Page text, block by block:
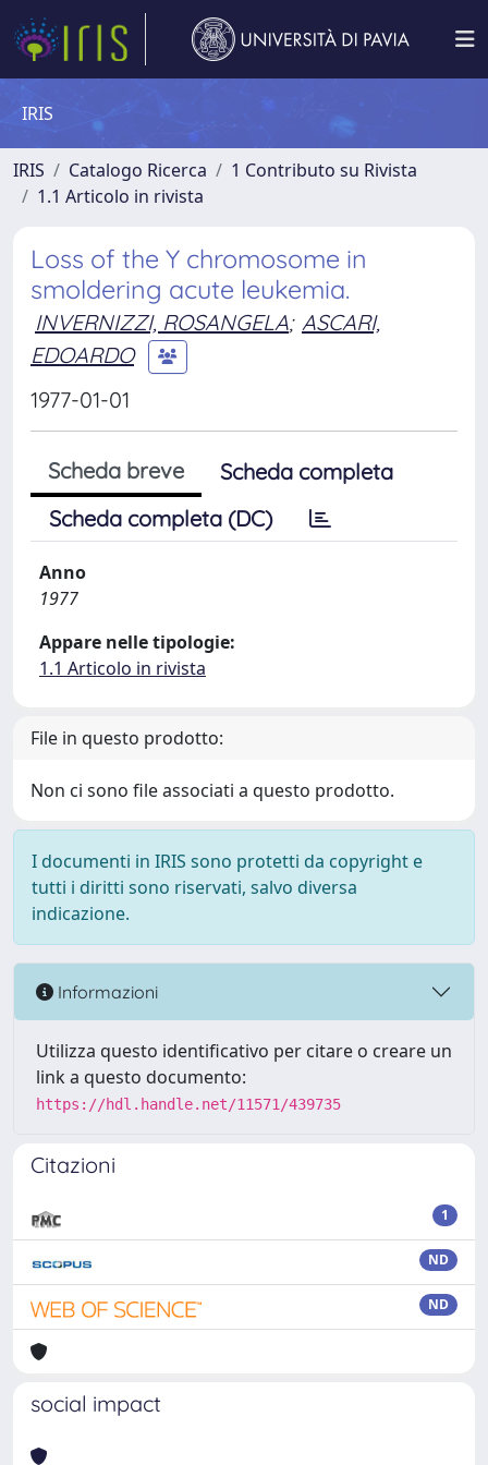
IRIS
IRIS Catalogo Ricerca
1 Contributo su Rivista
1.1 Articolo in rivista
Loss of the Y chromosome in
smoldering acute leukemia.
INVERNIZZI, ROSANGELA; ASCARI,
EDOARDO
1977-01-01
Scheda breve
Scheda completa
Scheda completa (DC)
Anno
1977
Appare nelle tipologie:
1.1 Articolo in rivista
File in questo prodotto:
Non ci sono file associati a questo prodotto.
I documenti in IRIS sono protetti da copyright e
tutti i diritti sono riservati, salvo diversa
indicazione.
Informazioni
Utilizza questo identificativo per citare o creare un
link a questo documento:
https://hdl.handle.net/11571/439735
Citazioni
1
ND
ND
social impact